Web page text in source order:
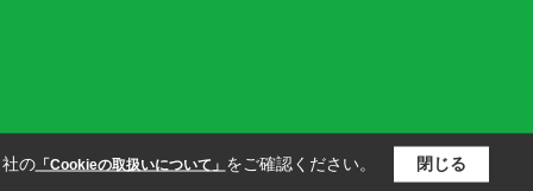
の「Cookieの取扱いについて」 をご確認ください。 閉じる